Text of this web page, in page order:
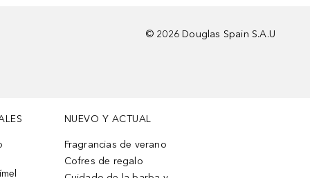
© 2026 Douglas Spain S.A.U
NUEVO Y ACTUAL
Fragrancias de verano
Cofres de regalo